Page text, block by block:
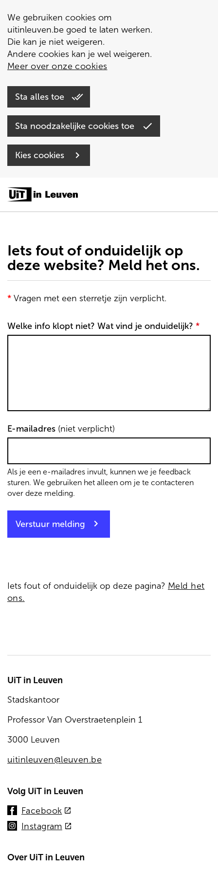
We gebruiken cookies om
uitinleuven.be goed te laten werken.
Die kan je niet weigeren.
Andere cookies kan je wel weigeren.
Meer over onze cookies
Sta alles toe
Sta noodzakelijke cookies toe
Kies cookies
en
gaan
Iets fout of onduidelijk op
deze website? Meld het ons.
* Vragen met een sterretje zijn verplicht.
Welke info klopt niet? Wat vind je onduidelijk? *
E-mailadres (niet verplicht)
Als je een e-mailadres invult, kunnen we je feedback
sturen. We gebruiken het alleen om je te contacteren
over deze melding.
Verstuur melding
Iets fout of onduidelijk op deze pagina? Meld het
ons.
UiT in Leuven
Stadskantoor
Professor Van Overstraetenplein 1
3000 Leuven
uitinleuven@leuven.be
Volg UiT in Leuven
Facebook (externe
link)
Instagram(externe
Over UiT in Leuven